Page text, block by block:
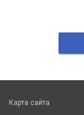
Карта сайта